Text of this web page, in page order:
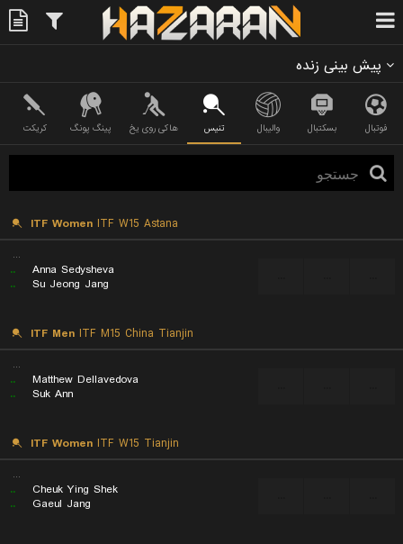
پیش بینی زنده
فوتبال بسکتبال والیبال تنیس هاکی روی یخ پینگ پونگ کریکت
ITF Women ITF W15 Astana
...
..
Anna Sedysheva
..
Su Jeong Jang
ITF Men ITF M15 China Tianjin
...
..
Matthew Dellavedova
..
Suk Ann
ITF Women ITF W15 Tianjin
...
..
Cheuk Ying Shek
..
Gaeul Jang